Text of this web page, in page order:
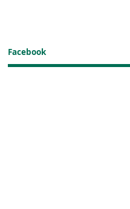
Facebook